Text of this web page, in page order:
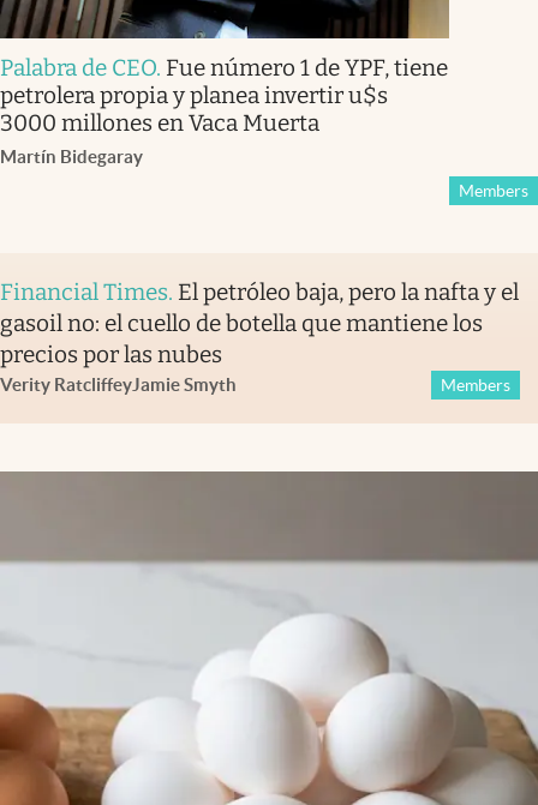
Palabra de CEO. Fue número 1 de YPF, tiene
petrolera propia y planea invertir u$s
3000 millones en Vaca Muerta
Martín Bidegaray
Members
Financial Times. El petróleo baja, pero la nafta y el
gasoil no: el cuello de botella que mantiene los
precios por las nubes
Verity RatcliffeyJamie Smyth Members